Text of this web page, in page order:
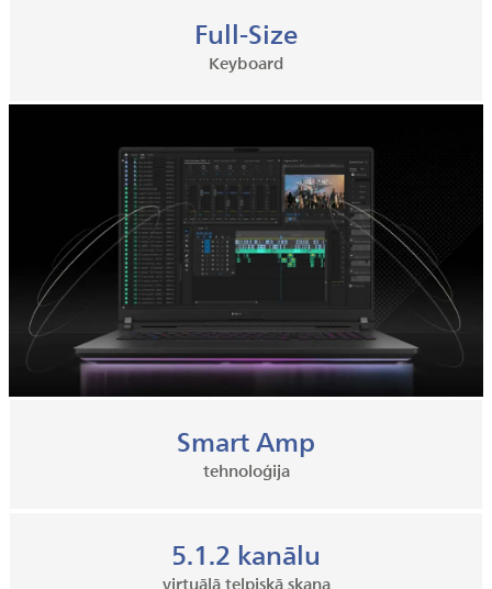
Full-Size
Keyboard
Smart Amp
tehnoloģija
5.1.2 kanālu
virtuālā telpiskā skaņa